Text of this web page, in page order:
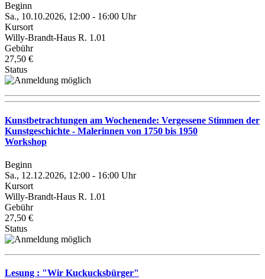
Beginn
Sa., 10.10.2026, 12:00 - 16:00 Uhr
Kursort
Willy-Brandt-Haus R. 1.01
Gebühr
27,50 €
Status
Kunstbetrachtungen am Wochenende: Vergessene Stimmen der
Kunstgeschichte - Malerinnen von 1750 bis 1950
Workshop
Beginn
Sa., 12.12.2026, 12:00 - 16:00 Uhr
Kursort
Willy-Brandt-Haus R. 1.01
Gebühr
27,50 €
Status
Lesung : "Wir Kuckucksbürger"